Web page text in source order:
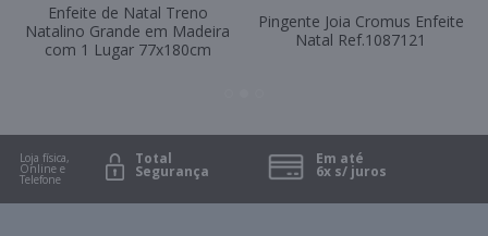
Enfeite de Natal Treno
Natalino Grande em Madeira
com 1 Lugar 77x180cm
Pingente Joia Cromus Enfeite
Natal Ref.1087121
Loja física,
Online e
Telefone
Total
Segurança
Em até
6x s/ juros